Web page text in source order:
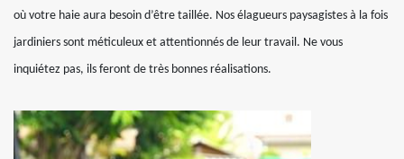
où votre haie aura besoin d’être taillée. Nos élagueurs paysagistes à la fois
jardiniers sont méticuleux et attentionnés de leur travail. Ne vous
inquiétez pas, ils feront de très bonnes réalisations.